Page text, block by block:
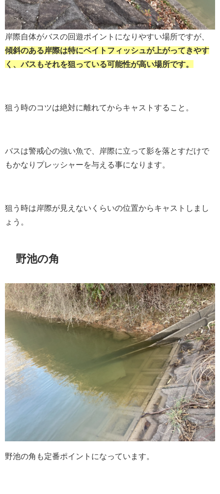
岸際自体がバスの回遊ポイントになりやすい場所ですが、
傾斜のある岸際は特にベイトフィッシュが上がってきやす
く、バスもそれを狙っている可能性が高い場所です。
狙う時のコツは絶対に離れてからキャストすること。
バスは警戒心の強い魚で、岸際に立って影を落とすだけで
もかなりプレッシャーを与える事になります。
狙う時は岸際が見えないくらいの位置からキャストしまし
ょう。
野池の角
野池の角も定番ポイントになっています。